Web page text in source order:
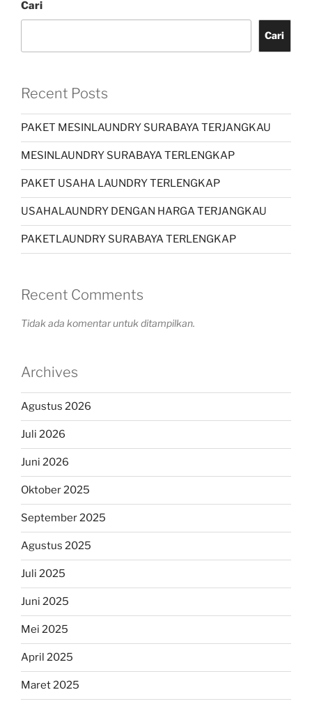
Cari
Cari
Recent Posts
PAKET MESINLAUNDRY SURABAYA TERJANGKAU
MESINLAUNDRY SURABAYA TERLENGKAP
PAKET USAHA LAUNDRY TERLENGKAP
USAHALAUNDRY DENGAN HARGA TERJANGKAU
PAKETLAUNDRY SURABAYA TERLENGKAP
Recent Comments
Tidak ada komentar untuk ditampilkan.
Archives
Agustus 2026
Juli 2026
Juni 2026
Oktober 2025
September 2025
Agustus 2025
Juli 2025
Juni 2025
Mei 2025
April 2025
Maret 2025